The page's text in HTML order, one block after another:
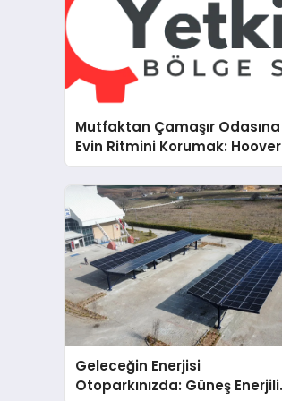
Mutfaktan Çamaşır Odasına
Evin Ritmini Korumak: Hoover
Cihazlarında Dürüst Teknik
Destek Deneyimi
Geleceğin Enerjisi
Otoparkınızda: Güneş Enerjili